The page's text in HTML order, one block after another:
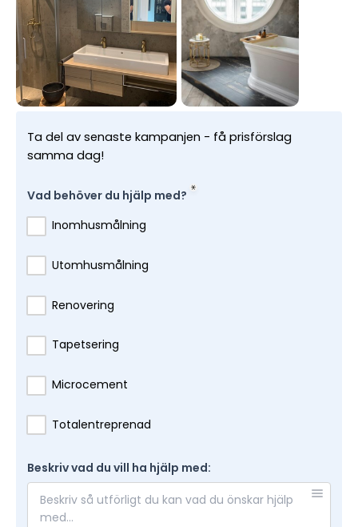
Ta del av senaste kampanjen - få prisförslag
samma dag!
Vad behöver du hjälp med?
Inomhusmålning
Utomhusmålning
Renovering
Tapetsering
Microcement
Totalentreprenad
Beskriv vad du vill ha hjälp med: